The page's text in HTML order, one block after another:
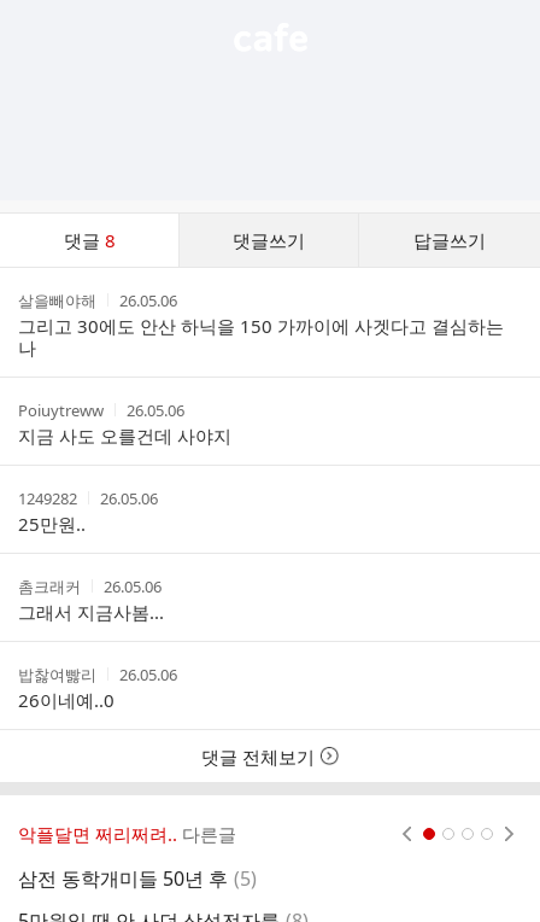
댓글 8 댓글쓰기 답글쓰기
트
작
성
자
살을빼야해
작
성
시
26.05.06
그리고 30에도 안산 하닉을 150 가까이에 사겟다고 결심하는
나
작
성
자
Poiuytreww
작
성
시
간
26.05.06
지금 사도 오를건데 사야지
작
성
자
1249282
작
간
26.05.06
25만원..
작
성
자
촘크래커
작
성
시
간
26.05.06
그래서 지금사봄...
작
성
자
밥찷여빯리
작
간
26.05.06
26이네예..0
댓글 전체보기
악플달면 쩌리쩌려.. 다른글
삼전 동학개미들 50년 후 댓
(5)